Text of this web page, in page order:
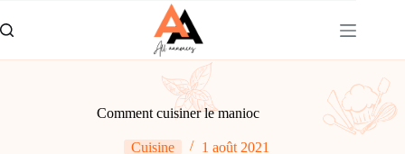
au
contenu
Comment cuisiner le manioc
Cuisine 1 août 2021